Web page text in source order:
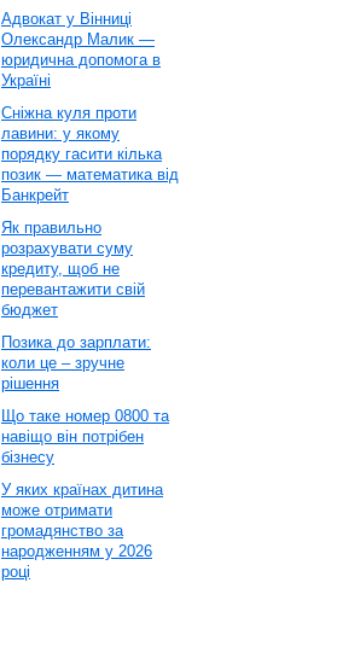
Адвокат у Вінниці
Олександр Малик —
юридична допомога в
Україні
Сніжна куля проти
лавини: у якому
порядку гасити кілька
позик — математика від
Банкрейт
Як правильно
розрахувати суму
кредиту, щоб не
перевантажити свій
бюджет
Позика до зарплати:
коли це – зручне
рішення
Що таке номер 0800 та
навіщо він потрібен
бізнесу
У яких країнах дитина
може отримати
громадянство за
народженням у 2026
році